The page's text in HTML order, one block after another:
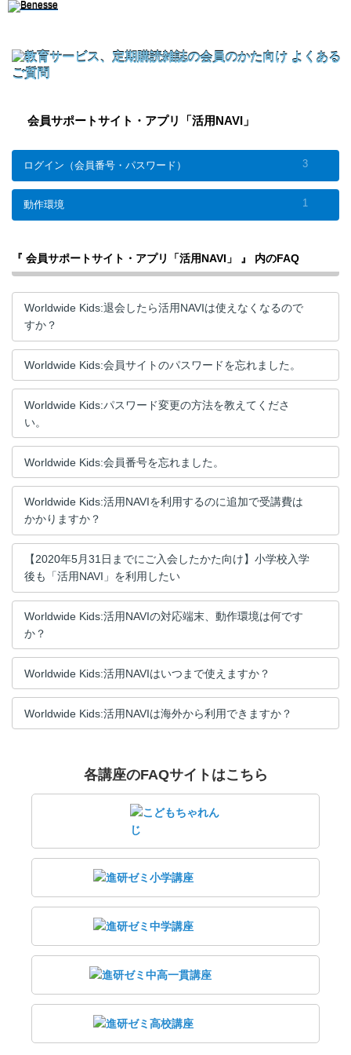
会員サポートサイト・アプリ「活用NAVI」
ログイン（会員番号・パスワード） 3
動作環境 1
『 会員サポートサイト・アプリ「活用NAVI」 』 内のFAQ
Worldwide Kids:退会したら活用NAVIは使えなくなるので
すか？
Worldwide Kids:会員サイトのパスワードを忘れました。
Worldwide Kids:パスワード変更の方法を教えてくださ
い。
Worldwide Kids:会員番号を忘れました。
Worldwide Kids:活用NAVIを利用するのに追加で受講費は
かかりますか？
【2020年5月31日までにご入会したかた向け】小学校入学
後も「活用NAVI」を利用したい
Worldwide Kids:活用NAVIの対応端末、動作環境は何です
か？
Worldwide Kids:活用NAVIはいつまで使えますか？
Worldwide Kids:活用NAVIは海外から利用できますか？
各講座のFAQサイトはこちら